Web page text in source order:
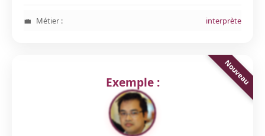
Métier : interprète
Exemple :